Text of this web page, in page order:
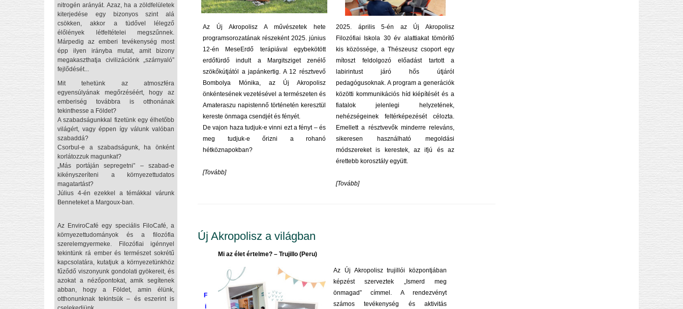
nitrogén arányát. Azaz, ha a zöldfelületek
kiterjedése egy bizonyos szint alá
csökken, akkor a tüdővel lélegző
élőlények létfeltételei megszűnnek.
Márpedig az emberi tevékenység most
épp ilyen irányba mutat, amit bizony
megakaszthatja civilizációnk „szárnyaló”
fejlődését...
Mit tehetünk az atmoszféra
egyensúlyának megőrzéséért, hogy az
emberiség továbbra is otthonának
tekinthesse a Földet?
A szabadságunkkal fizetünk egy élhetőbb
világért, vagy éppen így válunk valóban
szabaddá?
Csorbul-e a szabadságunk, ha önként
korlátozzuk magunkat?
„Más portáján sepregetni” – szabad-e
kikényszeríteni a környezettudatos
magatartást?
Július 4-én ezekkel a témákkal várunk
Benneteket a Margoux-ban.
Az EnviroCafé egy speciális FiloCafé, a
környezettudományok és a filozófia
szerelemgyermeke. Filozófiai igénnyel
tekintünk rá ember és természet sokrétű
kapcsolatára, kutatjuk a környezetünkhöz
fűződő viszonyunk gondolati gyökereit, és
azokat a nézőpontokat, amik segítenek
abban, hogy a Földet, amin élünk,
otthonunknak tekintsük – és eszerint is
Az Új Akropolisz A művészetek hete
programsorozatának részeként 2025. június
12-én MeseErdő terápiával egybekötött
erdőfürdő indult a Margitsziget zenélő
szökőkútjától a japánkertig. A 12 résztvevő
Bombolya Mónika, az Új Akropolisz
önkéntesének vezetésével a természeten és
Amateraszu napistennő történetén keresztül
kereste önmaga csendjét és fényét.
De vajon haza tudjuk-e vinni ezt a fényt – és
meg tudjuk-e őrizni a rohanó
hétköznapokban?
[Tovább]
2025. április 5-én az Új Akropolisz
Filozófiai Iskola 30 év alattiakat tömörítő
kis közössége, a Thészeusz csoport egy
mítoszt feldolgozó előadást tartott a
labirintust járó hős útjáról
pedagógusoknak. A program a generációk
közötti kommunikációs híd kiépítését és a
fiatalok jelenlegi helyzetének,
nehézségeinek feltérképezését célozta.
Emellett a résztvevők minderre releváns,
sikeresen használható megoldási
módszereket is kerestek, az ifjú és az
érettebb korosztály együtt.
[Tovább]
Új Akropolisz a világban
F
i
Mi az élet értelme? – Trujillo (Peru)
Az Új Akropolisz trujillói központjában
képzést szerveztek „Ismerd meg
önmagad” címmel. A rendezvényt
számos tevékenység és aktivitás